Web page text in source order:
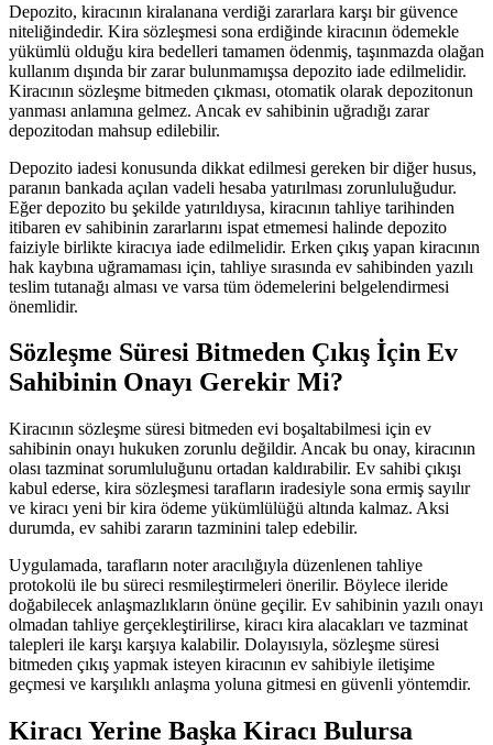
Depozito, kiracının kiralanana verdiği zararlara karşı bir güvence
niteliğindedir. Kira sözleşmesi sona erdiğinde kiracının ödemekle
yükümlü olduğu kira bedelleri tamamen ödenmiş, taşınmazda olağan
kullanım dışında bir zarar bulunmamışsa depozito iade edilmelidir.
Kiracının sözleşme bitmeden çıkması, otomatik olarak depozitonun
yanması anlamına gelmez. Ancak ev sahibinin uğradığı zarar
depozitodan mahsup edilebilir.
Depozito iadesi konusunda dikkat edilmesi gereken bir diğer husus,
paranın bankada açılan vadeli hesaba yatırılması zorunluluğudur.
Eğer depozito bu şekilde yatırıldıysa, kiracının tahliye tarihinden
itibaren ev sahibinin zararlarını ispat etmemesi halinde depozito
faiziyle birlikte kiracıya iade edilmelidir. Erken çıkış yapan kiracının
hak kaybına uğramaması için, tahliye sırasında ev sahibinden yazılı
teslim tutanağı alması ve varsa tüm ödemelerini belgelendirmesi
önemlidir.
Sözleşme Süresi Bitmeden Çıkış İçin Ev
Sahibinin Onayı Gerekir Mi?
Kiracının sözleşme süresi bitmeden evi boşaltabilmesi için ev
sahibinin onayı hukuken zorunlu değildir. Ancak bu onay, kiracının
olası tazminat sorumluluğunu ortadan kaldırabilir. Ev sahibi çıkışı
kabul ederse, kira sözleşmesi tarafların iradesiyle sona ermiş sayılır
ve kiracı yeni bir kira ödeme yükümlülüğü altında kalmaz. Aksi
durumda, ev sahibi zararın tazminini talep edebilir.
Uygulamada, tarafların noter aracılığıyla düzenlenen tahliye
protokolü ile bu süreci resmileştirmeleri önerilir. Böylece ileride
doğabilecek anlaşmazlıkların önüne geçilir. Ev sahibinin yazılı onayı
olmadan tahliye gerçekleştirilirse, kiracı kira alacakları ve tazminat
talepleri ile karşı karşıya kalabilir. Dolayısıyla, sözleşme süresi
bitmeden çıkış yapmak isteyen kiracının ev sahibiyle iletişime
geçmesi ve karşılıklı anlaşma yoluna gitmesi en güvenli yöntemdir.
Kiracı Yerine Başka Kiracı Bulursa